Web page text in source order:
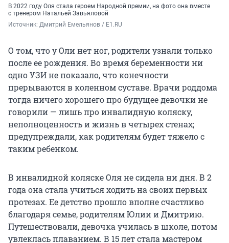
В 2022 году Оля стала героем Народной премии, на фото она вместе
с тренером Натальей Завьяловой
Источник: Дмитрий Емельянов / E1.RU
О том, что у Оли нет ног, родители узнали только
после ее рождения. Во время беременности ни
одно УЗИ не показало, что конечности
прерываются в коленном суставе. Врачи роддома
тогда ничего хорошего про будущее девочки не
говорили — лишь про инвалидную коляску,
неполноценность и жизнь в четырех стенах;
предупреждали, как родителям будет тяжело с
таким ребенком.
В инвалидной коляске Оля не сидела ни дня. В 2
года она стала учиться ходить на своих первых
протезах. Ее детство прошло вполне счастливо
благодаря семье, родителям Юлии и Дмитрию.
Путешествовали, девочка училась в школе, потом
увлеклась плаванием. В 15 лет стала мастером